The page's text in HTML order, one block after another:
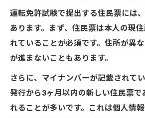
運転免許試験で提出する住民票には
あります。まず、住民票は本人の現
れていることが必須です。住所が異
が進まないこともあります。
さらに、マイナンバーが記載されて
発行から3ヶ月以内の新しい住民票で
れることが多いです。これは個人情